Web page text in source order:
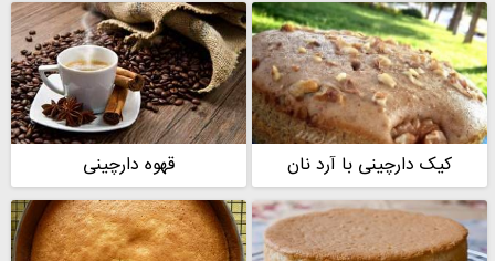
کیک دارچینی با آرد نان قهوه دارچینی